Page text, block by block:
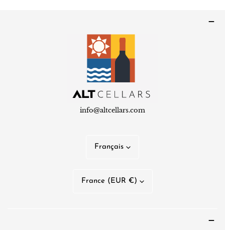
info@altcellars.com
Français
France (EUR €)